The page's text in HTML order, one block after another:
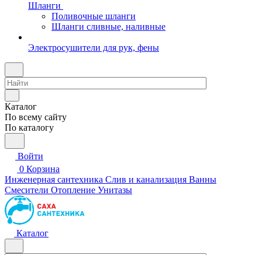
Шланги
Поливочные шланги
Шланги сливные, наливные
Электросушители для рук, фены
Каталог
По всему сайту
По каталогу
Войти
0 Корзина
Инженерная сантехника Слив и канализация Ванны
Смесители Отопление Унитазы
Каталог